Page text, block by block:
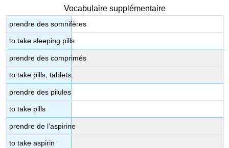
Vocabulaire supplémentaire
prendre des somnifères
to take sleeping pills
prendre des comprimés
to take pills, tablets
prendre des pilules
to take pills
prendre de l’aspirine
to take aspirin